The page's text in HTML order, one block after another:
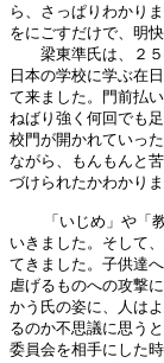
ら、さっぱりわかり
をにごすだけで、明
梁東準氏は、２５
日本の学校に学ぶ在
て来ました。門前払
ねばり強く何回でも
校門が開かれていっ
ながら、もんもんと
づけられたかわかりま
　「いじめ」や「
いきました。そして
てきました。子供達
虐げるものへの攻撃
かう氏の姿に、人は
るのか不思議に思う
委員会を相手にした